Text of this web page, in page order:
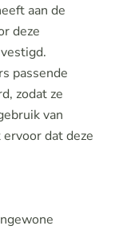
aan de
deze
passende
zodat ze
van
dat deze